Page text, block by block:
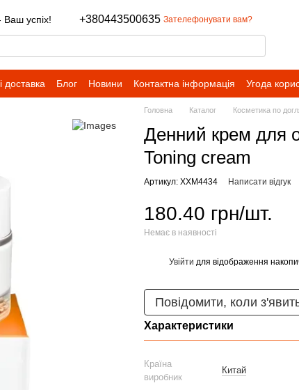
успіх!
+380443500635 Зателефонувати вам?
доставка Блог Новини Контактна інформація Угода
Головна Каталог Косметика по
Денний крем для
Toning cream
Артикул: XXM4434 Написати відгук
180.40 грн/шт.
Немає в наявності
Увійти для відображення
Повідомити, коли
Характеристики
Країна
виробник
Китай